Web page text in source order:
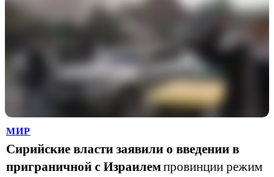
МИР
Сирийские власти заявили о введении в
приграничной с Израилемпровинции режим